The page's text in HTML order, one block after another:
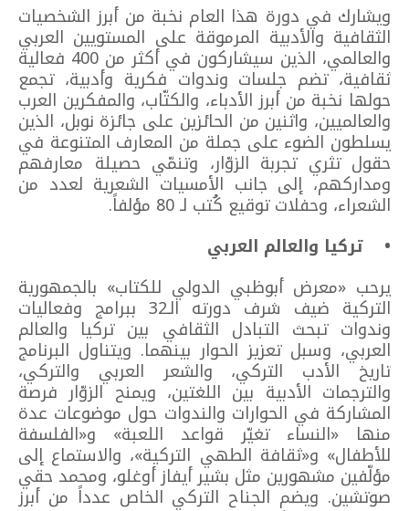
ويشارك في دورة هذا العام نخبة من أبرز الشخصيات
الثقافية والأدبية المرموقة على المستويين العربي
والعالمي، الذين سيشاركون في أكثر من 400 فعالية
ثقافية، تضم جلسات وندوات فكرية وأدبية، تجمع
حولها نخبة من أبرز الأدباء، والكتّاب، والمفكرين العرب
والعالميين، واثنين من الحائزين على جائزة نوبل، الذين
يسلطون الضوء على جملة من المعارف المتنوعة في
حقول تثري تجربة الزوّار، وتنمّي حصيلة معارفهم
ومداركهم، إلى جانب الأمسيات الشعرية لعدد من
الشعراء، وحفلات توقيع كُتب لـ 80 مؤلفاً.
• تركيا والعالم العربي
يرحب «معرض أبوظبي الدولي للكتاب» بالجمهورية
التركية ضيف شرف دورته الـ32 ببرامج وفعاليات
وندوات تبحث التبادل الثقافي بين تركيا والعالم
العربي، وسبل تعزيز الحوار بينهما. ويتناول البرنامج
تاريخ الأدب التركي، والشعر العربي والتركي،
والترجمات الأدبية بين اللغتين، ويمنح الزوّار فرصة
المشاركة في الحوارات والندوات حول موضوعات عدة
منها «النساء تغيّر قواعد اللعبة» و«الفلسفة
للأطفال» و«ثقافة الطهي التركية»، والاستماع إلى
مؤلّفين مشهورين مثل بشير أيفاز أوغلو، ومحمد حقي
صوتشين. ويضم الجناح التركي الخاص عدداً من أبرز